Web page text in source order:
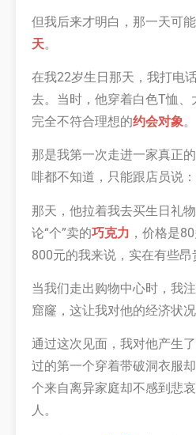
但我后来才明白，那一天可
天。
在我22岁生日那天，我打电
去。当时，他穿着白色T恤、
完全不符合理想的约会对象。
那是我第一次走进一家真正
啡都不知道，只能跟店员说
那天，他拉着我去买生日礼
论“个”卖的巧克力 ，价格是
800元的我来说，实在有些昂
当我们走出购物中心时，我
窟窿，这让我对他的经济状况
通过这次见面，我对他产生
过的第一个穿着带破洞衣服
个来自离异家庭却不感到悲
人。